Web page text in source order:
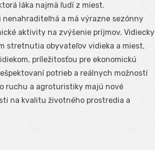
láka najmä ľudí z miest.
a má výrazne sezónny
aktivity na zvýšenie príjmov. Vidiecky
stretnutia obyvateľov vidieka a miest,
príležitosťou pre ekonomickú
potrieb a reálnych možností
ruchu a agroturistiky majú nové
na kvalitu životného prostredia a